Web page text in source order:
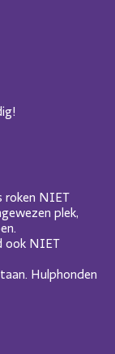
roken NIET
plek,
ook NIET
Hulphonden